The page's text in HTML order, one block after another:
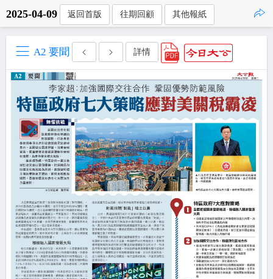
2025-04-09 返回首版 往期回顧 其他報紙
A2 要聞 詳情